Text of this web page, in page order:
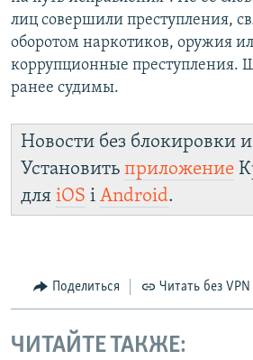
лиц совершили преступления,
оборотом наркотиков, оружия
коррупционные преступления.
ранее судимы.
Новости без блокировки
Установить приложение
для iOS і Android.
Поделиться Читать без VPN
ЧИТАЙТЕ ТАКЖЕ: